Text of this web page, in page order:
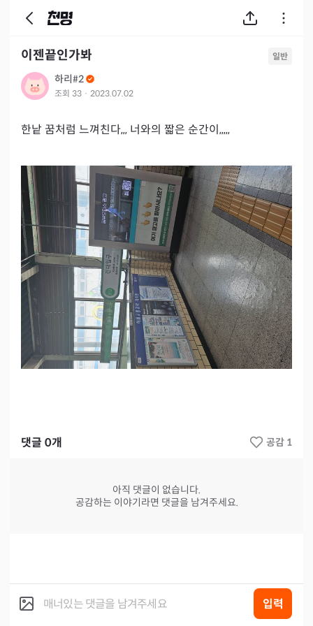
이젠끝인가봐 일반
하리#2
조회 33 · 2023.07.02
댓글 0개 공감 1
아직 댓글이 없습니다.
공감하는 이야기라면 댓글을 남겨주세요.
입력